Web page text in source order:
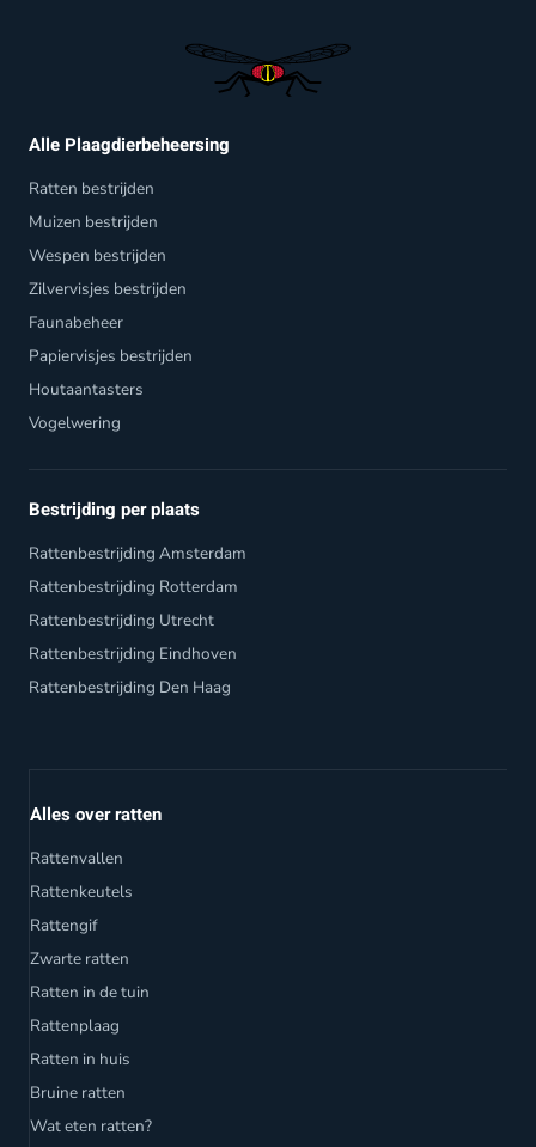
Alle Plaagdierbeheersing
Ratten bestrijden
Muizen bestrijden
Wespen bestrijden
Zilvervisjes bestrijden
Faunabeheer
Papiervisjes bestrijden
Houtaantasters
Vogelwering
Bestrijding per plaats
Rattenbestrijding Amsterdam
Rattenbestrijding Rotterdam
Rattenbestrijding Utrecht
Rattenbestrijding Eindhoven
Rattenbestrijding Den Haag
Alles over ratten
Rattenvallen
Rattenkeutels
Rattengif
Zwarte ratten
Ratten in de tuin
Rattenplaag
Ratten in huis
Bruine ratten
Wat eten ratten?